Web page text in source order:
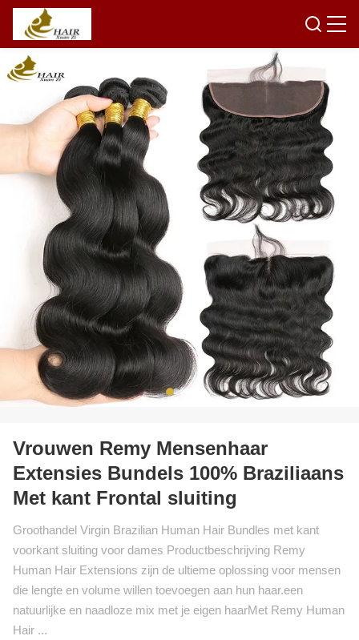
Vrouwen Remy Mensenhaar
Extensies Bundels 100% Braziliaans
Met kant Frontal sluiting
Groothandel Virgin Brazilian Human Hair Bundles met kant
voorkant sluiting voor dames Productbeschrijving Remy
Human Hair Extensions zijn de ultieme oplossing voor mensen
die lengte en volume willen toevoegen aan hun haar.een
natuurlijke en naadloze mix met je eigen haarMet Remy Human
Hair ...